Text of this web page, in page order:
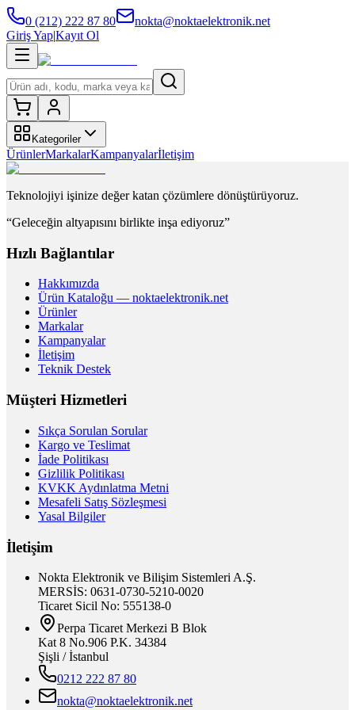
0 (212) 222 87 80
nokta@noktaelektronik.net
Giriş Yap|Kayıt Ol
Kategoriler
ÜrünlerMarkalarKampanyalarİletişim
Teknolojiyi işinize değer katan çözümlere dönüştürüyoruz.
“Geleceğin altyapısını birlikte inşa ediyoruz”
Hızlı Bağlantılar
Hakkımızda
Ürün Kataloğu — noktaelektronik.net
Ürünler
Markalar
Kampanyalar
İletişim
Teknik Destek
Müşteri Hizmetleri
Sıkça Sorulan Sorular
Kargo ve Teslimat
İade Politikası
Gizlilik Politikası
KVKK Aydınlatma Metni
Mesafeli Satış Sözleşmesi
Yasal Bilgiler
İletişim
Nokta Elektronik ve Bilişim Sistemleri A.Ş.
MERSİS: 0631-0730-5210-0020
Ticaret Sicil No: 555138-0
Perpa Ticaret Merkezi B Blok
Kat 8 No.906 P.K. 34384
Şişli / İstanbul
0212 222 87 80
nokta@noktaelektronik.net